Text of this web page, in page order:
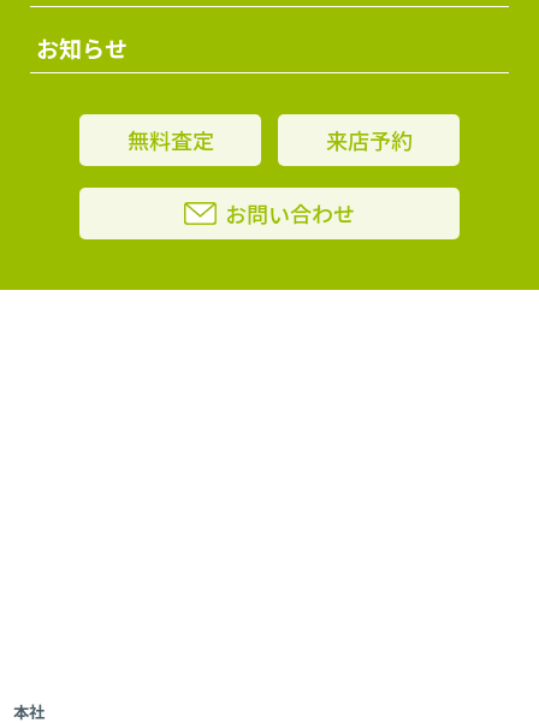
お知らせ
無料査定 来店予約
お問い合わせ
本社